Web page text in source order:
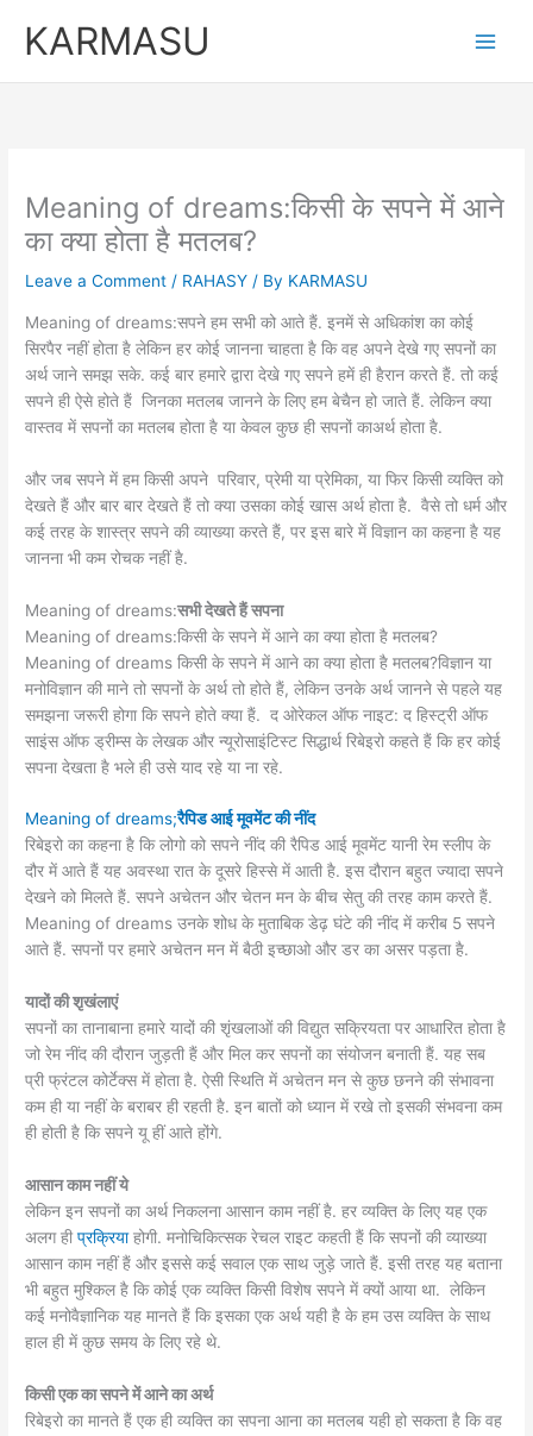
KARMASU
Meaning of dreams:किसी के सपने में आने
का क्या होता है मतलब?
Leave a Comment / RAHASY / By KARMASU
Meaning of dreams:सपने हम सभी को आते हैं. इनमें से अधिकांश का कोई
सिरपैर नहीं होता है लेकिन हर कोई जानना चाहता है कि वह अपने देखे गए सपनों का
अर्थ जाने समझ सके. कई बार हमारे द्वारा देखे गए सपने हमें ही हैरान करते हैं. तो कई
सपने ही ऐसे होते हैं जिनका मतलब जानने के लिए हम बेचैन हो जाते हैं. लेकिन क्या
वास्तव में सपनों का मतलब होता है या केवल कुछ ही सपनों काअर्थ होता है.
और जब सपने में हम किसी अपने परिवार, प्रेमी या प्रेमिका, या फिर किसी व्यक्ति को
देखते हैं और बार बार देखते हैं तो क्या उसका कोई खास अर्थ होता है. वैसे तो धर्म और
कई तरह के शास्त्र सपने की व्याख्या करते हैं, पर इस बारे में विज्ञान का कहना है यह
जानना भी कम रोचक नहीं है.
Meaning of dreams:सभी देखते हैं सपना
Meaning of dreams:किसी के सपने में आने का क्या होता है मतलब?
Meaning of dreams किसी के सपने में आने का क्या होता है मतलब?विज्ञान या
मनोविज्ञान की माने तो सपनों के अर्थ तो होते हैं, लेकिन उनके अर्थ जानने से पहले यह
समझना जरूरी होगा कि सपने होते क्या हैं. द ओरेकल ऑफ नाइट: द हिस्ट्री ऑफ
साइंस ऑफ ड्रीम्स के लेखक और न्यूरोसाइंटिस्ट सिद्धार्थ रिबेइरो कहते हैं कि हर कोई
सपना देखता है भले ही उसे याद रहे या ना रहे.
Meaning of dreams;रैपिड आई मूवमेंट की नींद
रिबेइरो का कहना है कि लोगो को सपने नींद की रैपिड आई मूवमेंट यानी रेम स्लीप के
दौर में आते हैं यह अवस्था रात के दूसरे हिस्से में आती है. इस दौरान बहुत ज्यादा सपने
देखने को मिलते हैं. सपने अचेतन और चेतन मन के बीच सेतु की तरह काम करते हैं.
Meaning of dreams उनके शोध के मुताबिक डेढ़ घंटे की नींद में करीब 5 सपने
आते हैं. सपनों पर हमारे अचेतन मन में बैठी इच्छाओ और डर का असर पड़ता है.
यादों की शृखंलाएं
सपनों का तानाबाना हमारे यादों की शृंखलाओं की विद्युत सक्रियता पर आधारित होता है
जो रेम नींद की दौरान जुड़ती हैं और मिल कर सपनों का संयोजन बनाती हैं. यह सब
प्री फ्रंटल कोर्टेक्स में होता है. ऐसी स्थिति में अचेतन मन से कुछ छनने की संभावना
कम ही या नहीं के बराबर ही रहती है. इन बातों को ध्यान में रखे तो इसकी संभवना कम
ही होती है कि सपने यू हीं आते होंगे.
आसान काम नहीं ये
लेकिन इन सपनों का अर्थ निकलना आसान काम नहीं है. हर व्यक्ति के लिए यह एक
अलग हीप्रक्रियाहोगी. मनोचिकित्सक रेचल राइट कहती हैं कि सपनों की व्याख्या
आसान काम नहीं हैं और इससे कई सवाल एक साथ जुड़े जाते हैं. इसी तरह यह बताना
भी बहुत मुश्किल है कि कोई एक व्यक्ति किसी विशेष सपने में क्यों आया था. लेकिन
कई मनोवैज्ञानिक यह मानते हैं कि इसका एक अर्थ यही है के हम उस व्यक्ति के साथ
हाल ही में कुछ समय के लिए रहे थे.
किसी एक का सपने में आने का अर्थ
रिबेइरो का मानते हैं एक ही व्यक्ति का सपना आना का मतलब यही हो सकता है कि वह